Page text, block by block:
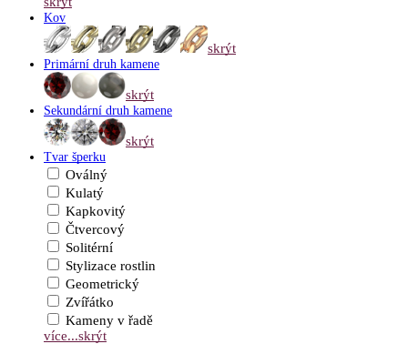
Kov
skrýt
Primární druh kamene
skrýt
Sekundární druh kamene
skrýt
Tvar šperku
Oválný
Kulatý
Kapkovitý
Čtvercový
Solitérní
Stylizace rostlin
Geometrický
Zvířátko
Kameny v řadě
více...skrýt